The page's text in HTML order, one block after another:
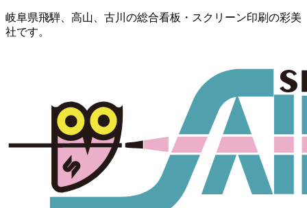
岐阜県飛騨、高山、古川の総合看板・スクリーン印刷の彩美
社です。